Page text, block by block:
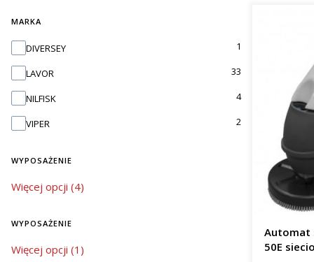
MARKA
Marka
DIVERSEY 1
LAVOR 33
NILFISK 4
VIPER 2
WYPOSAŻENIE
wyposażenie
Więcej opcji (4)
WYPOSAŻENIE
wyposażenie
Więcej opcji (1)
pady
zbiera
wieloma
Jaki
W
Automat
50E